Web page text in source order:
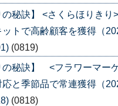
の秘訣】 <さくらほりき
ットで高齢顧客を獲得（
(0819)
の秘訣】 <フラワーマー
と季節品で常連獲得（
(0818)